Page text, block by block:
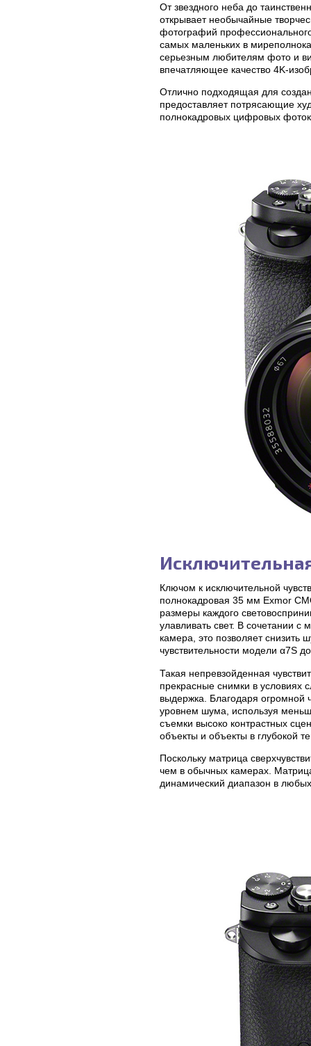
От звездного неба до
открывает необычайные
фотографий
самых маленьких в
серьезным любителям фото и
впечатляющее качество 4K-
Отлично подходящая для
предоставляет потрясающие
полнокадровых цифровых
Ключом к исключительной
полнокадровая 35 мм Exmor
размеры каждого
улавливать свет. В сочетании
камера, это позволяет
чувствительности модели α7S
Такая непревзойденная
прекрасные снимки в условиях
выдержка. Благодаря огромной
уровнем шума, используя
съемки высоко контрастных
объекты и объекты в глубокой
Поскольку матрица
чем в обычных камерах.
динамический диапазон в любых